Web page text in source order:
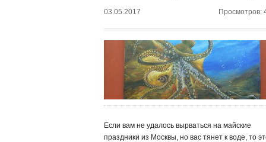
03.05.2017 Просмотров:
Если вам не удалось вырваться на майские
праздники из Москвы, но вас тянет к воде, то